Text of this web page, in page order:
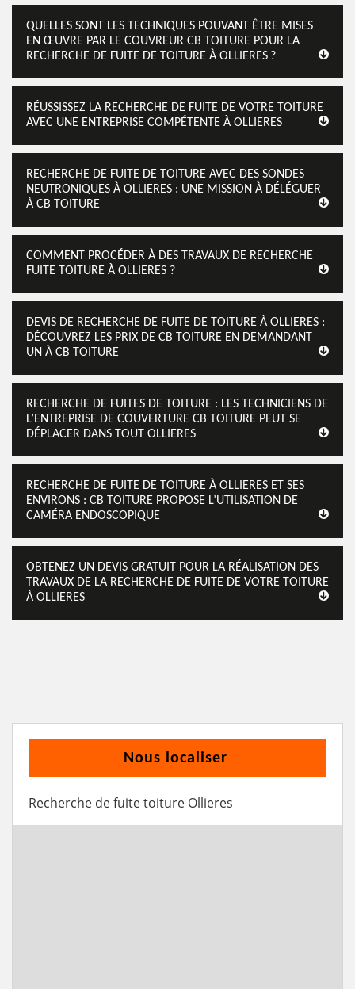
QUELLES SONT LES TECHNIQUES POUVANT ÊTRE MISES
EN ŒUVRE PAR LE COUVREUR CB TOITURE POUR LA
RECHERCHE DE FUITE DE TOITURE À OLLIERES ?
RÉUSSISSEZ LA RECHERCHE DE FUITE DE VOTRE TOITURE
AVEC UNE ENTREPRISE COMPÉTENTE À OLLIERES
RECHERCHE DE FUITE DE TOITURE AVEC DES SONDES
NEUTRONIQUES À OLLIERES : UNE MISSION À DÉLÉGUER
À CB TOITURE
COMMENT PROCÉDER À DES TRAVAUX DE RECHERCHE
FUITE TOITURE À OLLIERES ?
DEVIS DE RECHERCHE DE FUITE DE TOITURE À OLLIERES :
DÉCOUVREZ LES PRIX DE CB TOITURE EN DEMANDANT
UN À CB TOITURE
RECHERCHE DE FUITES DE TOITURE : LES TECHNICIENS DE
L’ENTREPRISE DE COUVERTURE CB TOITURE PEUT SE
DÉPLACER DANS TOUT OLLIERES
RECHERCHE DE FUITE DE TOITURE À OLLIERES ET SES
ENVIRONS : CB TOITURE PROPOSE L’UTILISATION DE
CAMÉRA ENDOSCOPIQUE
OBTENEZ UN DEVIS GRATUIT POUR LA RÉALISATION DES
TRAVAUX DE LA RECHERCHE DE FUITE DE VOTRE TOITURE
À OLLIERES
Nous localiser
Recherche de fuite toiture Ollieres